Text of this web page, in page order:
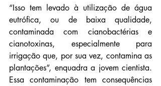
“Isso tem levado à utilização de água
eutrófica, ou de baixa qualidade,
contaminada com cianobactérias e
cianotoxinas, especialmente para
irrigação que, por sua vez, contamina as
plantações”, enquadra a jovem cientista.
Essa contaminação tem consequências